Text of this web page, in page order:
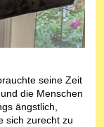
seine Zeit
die Menschen
ängstlich,
sich zurecht zu